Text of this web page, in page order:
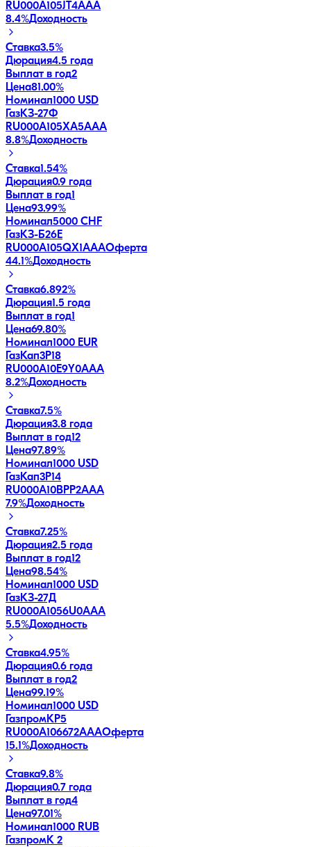
RU000A105JT4AAA
8.4%Доходность
Ставка3.5%
Дюрация4.5 года
Выплат в год2
Цена81.00%
Номинал1000 USD
ГазКЗ-27Ф
RU000A105XA5AAA
8.8%Доходность
Ставка1.54%
Дюрация0.9 года
Выплат в год1
Цена93.99%
Номинал5000 CHF
ГазКЗ-Б26Е
RU000A105QX1AAAОферта
44.1%Доходность
Ставка6.892%
Дюрация1.5 года
Выплат в год1
Цена69.80%
Номинал1000 EUR
ГазКап3P18
RU000A10E9Y0AAA
8.2%Доходность
Ставка7.5%
Дюрация3.8 года
Выплат в год12
Цена97.89%
Номинал1000 USD
ГазКап3P14
RU000A10BPP2AAA
7.9%Доходность
Ставка7.25%
Дюрация2.5 года
Выплат в год12
Цена98.54%
Номинал1000 USD
ГазКЗ-27Д
RU000A1056U0AAA
5.5%Доходность
Ставка4.95%
Дюрация0.6 года
Выплат в год2
Цена99.19%
Номинал1000 USD
ГазпромКP5
RU000A106672AAAОферта
15.1%Доходность
Ставка9.8%
Дюрация0.7 года
Выплат в год4
Цена97.01%
Номинал1000 RUB
ГазпромК 2